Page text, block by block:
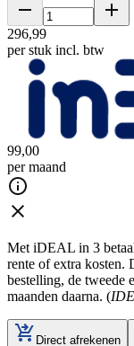
296,99
per stuk incl. btw
99,00
per maand
Met iDEAL in 3
rente of extra kosten.
bestelling, de tweede
maanden daarna. (
Direct afrekenen